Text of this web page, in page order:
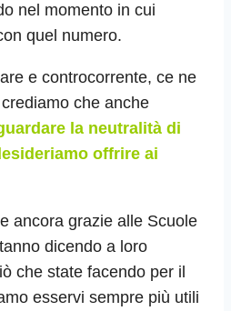
nel momento in cui
quel numero.
e controcorrente, ce ne
che anche
la neutralità di
offrire ai
ancora grazie alle Scuole
dicendo a loro
che state facendo per il
esservi sempre più utili